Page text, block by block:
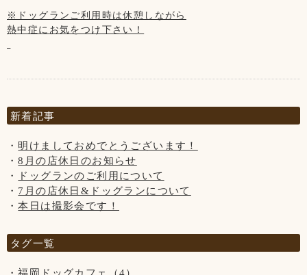
抱っこは禁止とさせていただきます。
以上をご理解いただきますよう
お願いいたします。
【8月の店休日】
ノーリードをされている場合はお声かけさせて
いただいております。
お声かけさせていただいてもリードを
今後、当店のご利用をお断させていただく
場合がございますのでご了承下さいませ。
熱中症に気をつけながらご利用下さい。
※ドッグランご利用時は休憩しながら
熱中症にお気をつけ下さい！
新着記事
明けましておめでとうございます！
8月の店休日のお知らせ
ドッグランのご利用について
7月の店休日&ドッグランについて
本日は撮影会です！
タグ一覧